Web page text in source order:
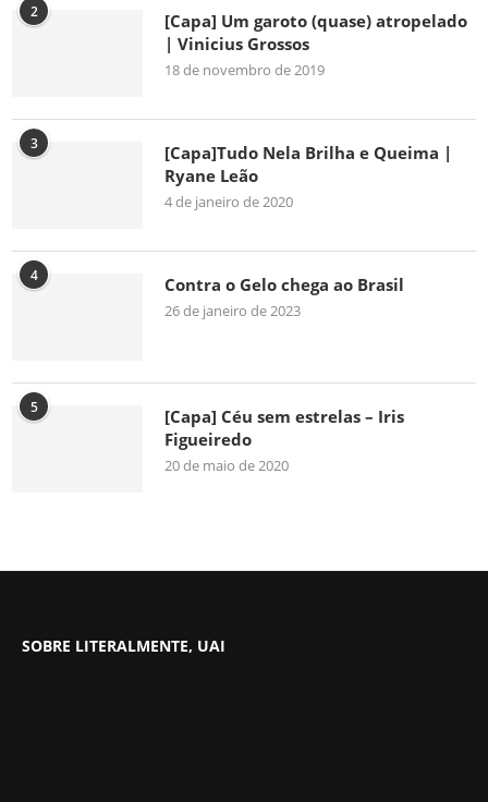
2
[Capa] Um garoto (quase) atropelado
| Vinicius Grossos
18 de novembro de 2019
3
[Capa]Tudo Nela Brilha e Queima |
Ryane Leão
4 de janeiro de 2020
4 Contra o Gelo chega ao Brasil
26 de janeiro de 2023
5
[Capa] Céu sem estrelas – Iris
Figueiredo
20 de maio de 2020
SOBRE LITERALMENTE, UAI